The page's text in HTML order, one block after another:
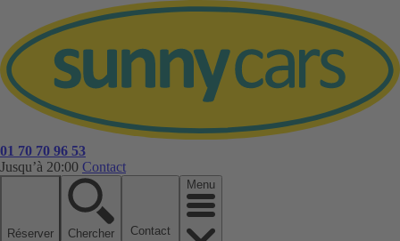
01 70 70 96 53
Jusqu’à 20:00 Contact
Réserver Chercher
Menu